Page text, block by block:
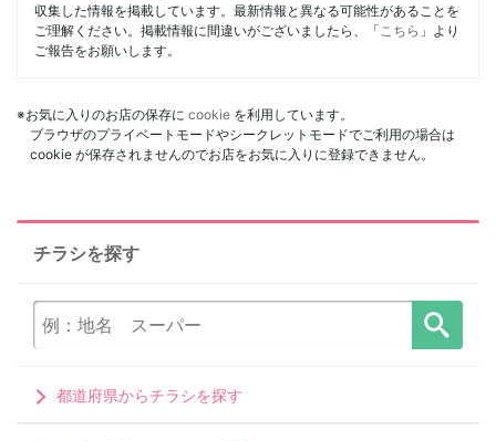
収集した情報を掲載しています。最新情報と異なる可能性があることを
ご理解ください。掲載情報に間違いがございましたら、「 こちら 」より
ご報告をお願いします。
※お気に入りのお店の保存に cookie を利用しています。
ブラウザのプライベートモードやシークレットモードでご利用の場合は
cookie が保存されませんのでお店をお気に入りに登録できません。
チラシを探す
都道府県からチラシを探す